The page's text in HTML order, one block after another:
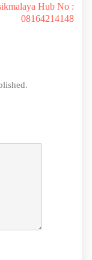
Hub No :
08164214148